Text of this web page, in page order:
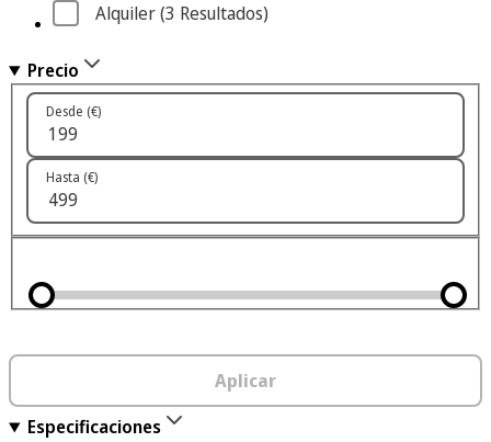
Alquiler (3 Resultados)
Precio
Desde (€)
Hasta (€)
Aplicar
Especificaciones